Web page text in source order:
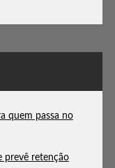
quem passa no
prevê retenção